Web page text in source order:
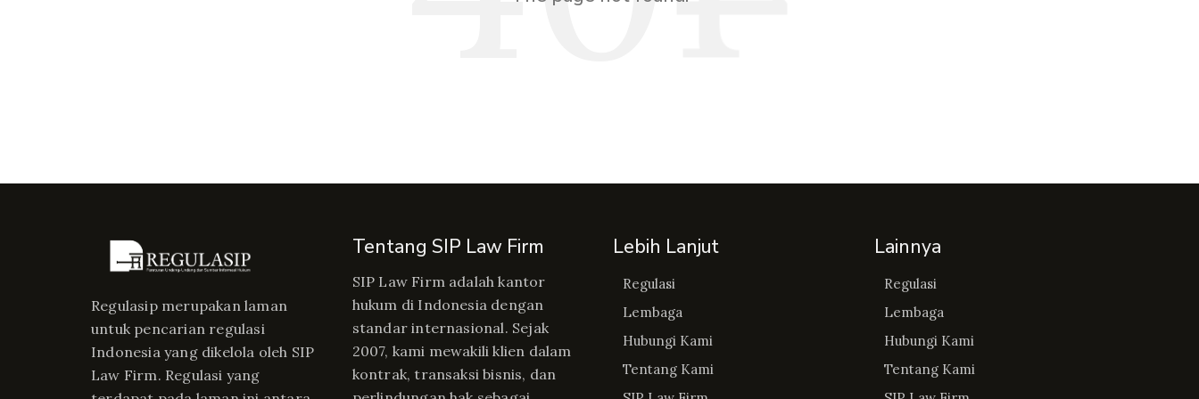
Regulasip merupakan laman
untuk pencarian regulasi
Indonesia yang dikelola oleh SIP
Law Firm. Regulasi yang
Tentang SIP Law Firm
SIP Law Firm adalah kantor
hukum di Indonesia dengan
standar internasional. Sejak
2007, kami mewakili klien dalam
kontrak, transaksi bisnis, dan
Lebih Lanjut
Regulasi
Lembaga
Hubungi Kami
Tentang Kami
Lainnya
Regulasi
Lembaga
Hubungi Kami
Tentang Kami